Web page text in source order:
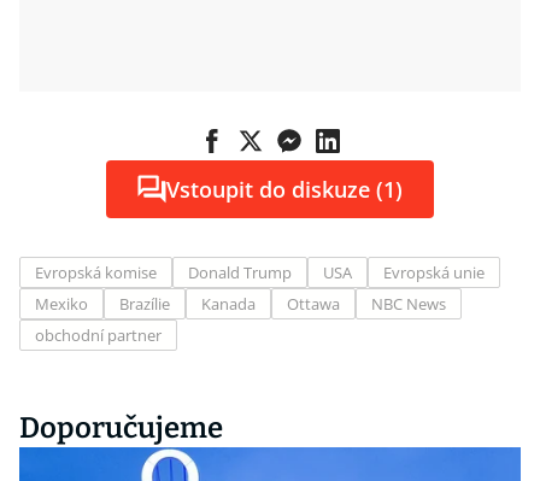
Vstoupit do diskuze (1)
Evropská komise Donald Trump USA
Evropská unie
Mexiko
Brazílie Kanada Ottawa
NBC News
obchodní partner
Doporučujeme